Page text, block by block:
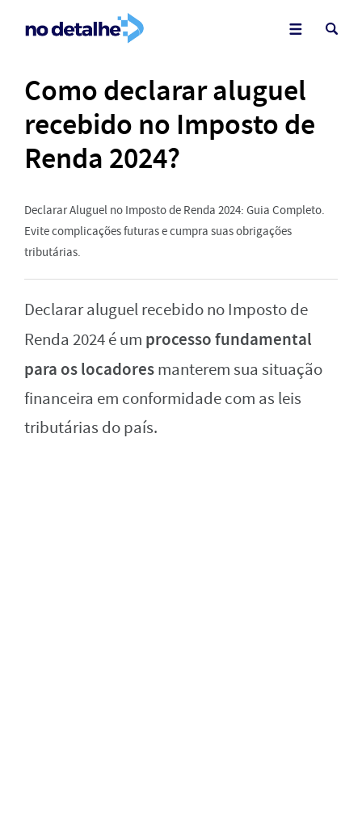
Como declarar aluguel
recebido no Imposto de
Renda 2024?
Declarar Aluguel no Imposto de Renda 2024: Guia Completo.
Evite complicações futuras e cumpra suas obrigações
tributárias.
Declarar aluguel recebido no Imposto de
Renda 2024 é um processo fundamental
para os locadoresmanterem sua situação
financeira em conformidade com as leis
tributárias do país.